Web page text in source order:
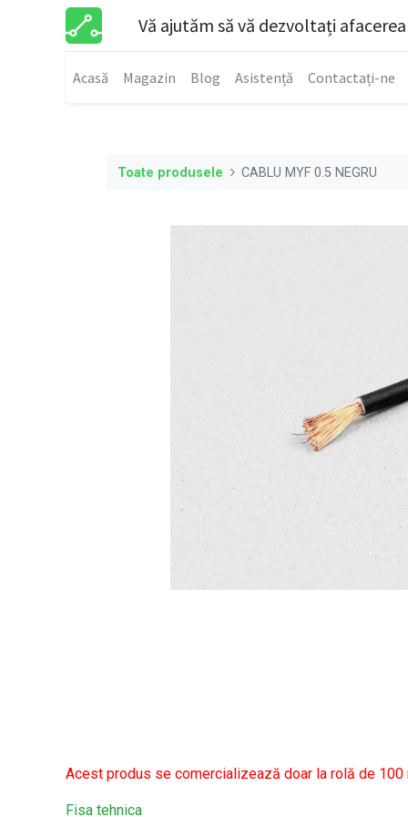
Vă ajutăm să vă dezvoltați afacerea
Acasă Magazin Blog Asistență Contactați-ne
Toate produsele CABLU MYF 0.5 NEGRU
Acest produs se comercializează doar la rolă de 100
Fisa tehnica